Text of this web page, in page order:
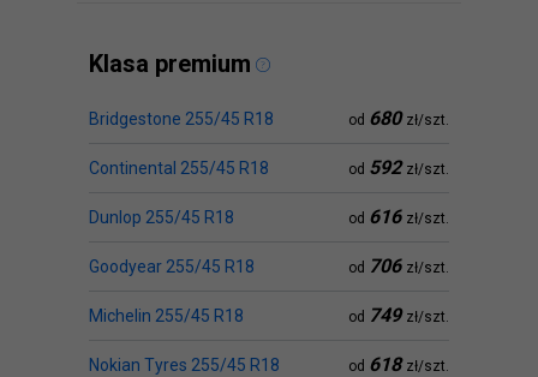
Klasa premium
Bridgestone 255/45 R18 od 680 zł/szt.
Continental 255/45 R18 od 592 zł/szt.
Dunlop 255/45 R18 od 616 zł/szt.
Goodyear 255/45 R18 od 706 zł/szt.
Michelin 255/45 R18 od 749 zł/szt.
Nokian Tyres 255/45 R18 od 618 zł/szt.